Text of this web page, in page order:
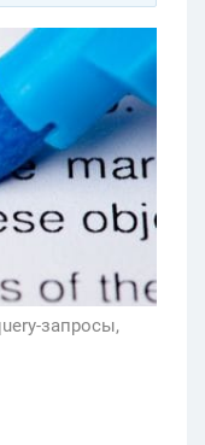
запросы,